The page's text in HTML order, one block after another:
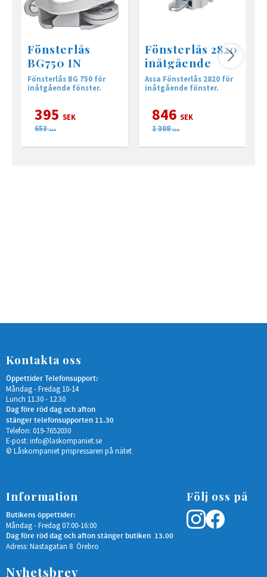
Fönsterlås
BG750 IN
Fönsterlås BG 750 för
inåtgående fönster.
395 SEK
653 SEK
Fönsterlås 2820
inåtgående
Assa Fönsterlås 2820 för
inåtgående fönster.
846 SEK
1 308 SEK
Kontakta oss
Öppettider Telefonsupport:
Måndag - Fredag 10-14
Lunch 11.30 - 12.30
Dag före röd dag och afton
stänger telefonsupporten 11.30
Telefon: 019-7652030
E-post: info@laskompaniet.se
© Låskompaniet prispressaren på nätet
Information
Butikens öppettider:
Måndag - Fredag 07:00-16:00
Dag före röd dag och afton stänger butiken 13.00
Adress: Nastagatan 8 Örebro
Följ oss på
Nyhetsbrev